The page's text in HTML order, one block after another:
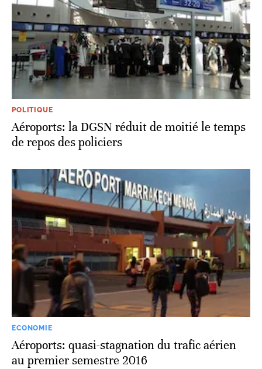
POLITIQUE
Aéroports: la DGSN réduit de moitié le temps
de repos des policiers
ECONOMIE
Aéroports: quasi-stagnation du trafic aérien
au premier semestre 2016